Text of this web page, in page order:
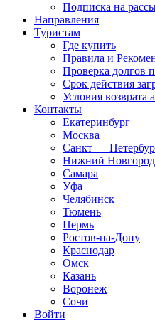
Подписка на
Направления
Туристам
Где купить
Правила и
Проверка долгов
Срок действия
Условия возврата
Контакты
Екатеринбург
Москва
Санкт —
Нижний Новгород
Самара
Уфа
Челябинск
Тюмень
Пермь
Ростов-на-Дону
Краснодар
Омск
Казань
Воронеж
Сочи
Войти